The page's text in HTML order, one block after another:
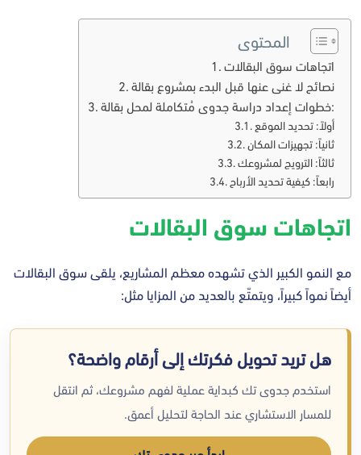
المحتوى
اتجاهات سوق البقالات
نصائح لا غنى عنها قبل البدء بمشروع بقالة
خطوات إعداد دراسة جدوى مُتكاملة لمحل بقالة:
أولاً: تحديد الموقع
ثانياً: تجهيزات المكان
ثالثاً: الترويج لمشروعك
رابعاً: كيفية تحديد الأرباح
اتجاهات سوق البقالات
مع النمو الكبير الذي تشهده معظم المشاريع، يلقى سوق البقالات
أيضاً نمواً كبيراً، ويتمتّع بالعديد من المزايا مثل:
هل تريد تحويل فكرتك إلى أرقام واضحة؟
استخدم جدوى تك كبداية عملية لفهم مشروعك، ثم انتقل
للمسار الاستشاري عند الحاجة لتحليل أعمق.